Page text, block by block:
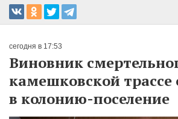
сегодня в 17:53
Виновник
камешковской трассе
в колонию-поселение